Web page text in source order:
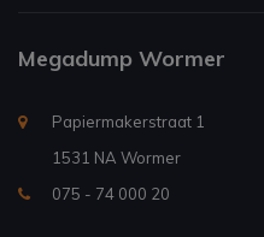
Megadump Wormer
Papiermakerstraat 1
1531 NA Wormer
075 - 74 000 20